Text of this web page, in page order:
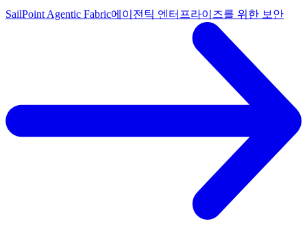
SailPoint Agentic Fabric에이전틱 엔터프라이즈를 위한 보안